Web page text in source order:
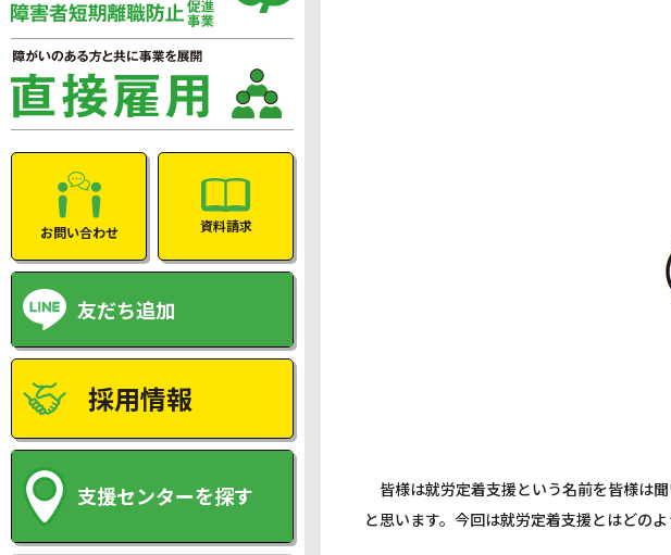
お問い合わせ 資料請求
友だち追加
採用情報
支援センターを探す
皆様は就労定着支援という名前を皆様は
と思います。今回は就労定着支援とはどの